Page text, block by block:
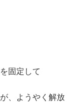
固定して
、ようやく解放